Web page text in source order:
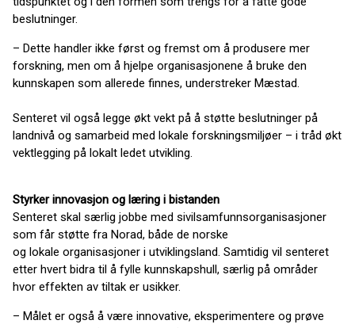
beslutninger.
– Dette handler ikke først og fremst om å produsere mer
forskning, men om å hjelpe organisasjonene å bruke den
kunnskapen som allerede finnes, understreker Mæstad.
Senteret vil også legge økt vekt på å støtte beslutninger på
landnivå og samarbeid med lokale forskningsmiljøer – i tråd økt
vektlegging på lokalt ledet utvikling.
Styrker innovasjon og læring i bistanden
Senteret skal særlig jobbe med sivilsamfunnsorganisasjoner
som får støtte fra Norad, både de norske
og lokale organisasjoner i utviklingsland. Samtidig vil senteret
etter hvert bidra til å fylle kunnskapshull, særlig på områder
hvor effekten av tiltak er usikker.
– Målet er også å være innovative, eksperimentere og prøve